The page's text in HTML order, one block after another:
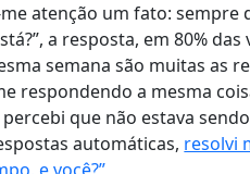
atenção um fato: sempre
a resposta, em 80% das
semana são muitas as
respondendo a mesma
que não estava
automáticas, resolvi